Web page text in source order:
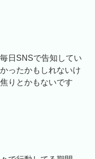
日SNSで告知してい
ったかもしれないけ
りとかもないです